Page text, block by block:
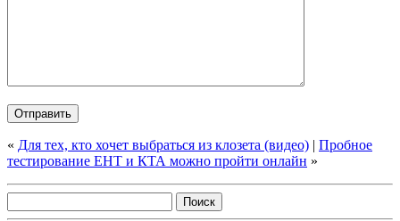
« Для тех, кто хочет выбраться из клозета (видео) | Пробное
тестирование ЕНТ и КТА можно пройти онлайн »